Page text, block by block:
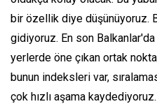
bir özellik diye düşünüyoruz.
gidiyoruz. En son
yerlerde öne çıkan ortak
bunun indeksleri var,
çok hızlı aşama